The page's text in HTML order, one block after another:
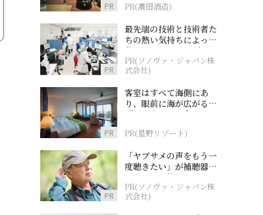
PR PR(濵田酒造)
PR
最先端の技術と技術者た
ちの熱い気持ちによって
作られているオーダーメ
イド補聴器
PR(ソノヴァ・ジャパン株
式会社)
PR
客室はすべて海側にあ
り、眼前に海が広がる
『西表島ホテル by 星野
PR(星野リゾート)
PR
「ヤブサメの声をもう一
度聴きたい」が補聴器チ
ャレンジの後押しに
PR(ソノヴァ・ジャパン株
式会社)